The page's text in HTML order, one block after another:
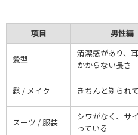
項目 男性編
髪型
清潔感があり、
かからない長さ
髭 / メイク きちんと剃られ
スーツ / 服装
シワがなく、サ
っている